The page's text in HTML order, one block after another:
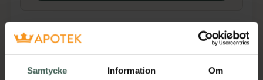
Samtycke Information Om
Beskrivning Dölj